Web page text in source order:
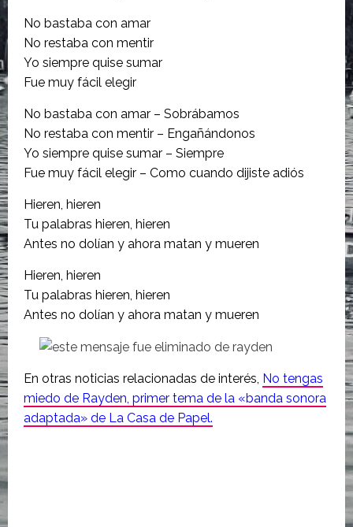
No bastaba con amar
No restaba con mentir
Yo siempre quise sumar
Fue muy fácil elegir
No bastaba con amar – Sobrábamos
No restaba con mentir – Engañándonos
Yo siempre quise sumar – Siempre
Fue muy fácil elegir – Como cuando dijiste adiós
Hieren, hieren
Tu palabras hieren, hieren
Antes no dolían y ahora matan y mueren
Hieren, hieren
Tu palabras hieren, hieren
Antes no dolían y ahora matan y mueren
En otras noticias relacionadas de interés, No tengas
miedo de Rayden, primer tema de la «banda sonora
adaptada» de La Casa de Papel.